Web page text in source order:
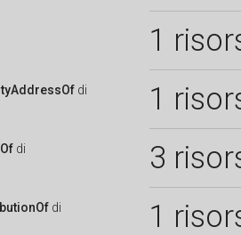
1
di 1
di 3
di 1